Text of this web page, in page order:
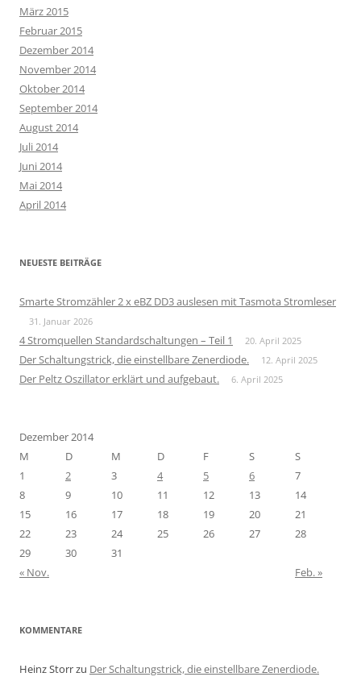
März 2015
Februar 2015
Dezember 2014
November 2014
Oktober 2014
September 2014
August 2014
Juli 2014
Juni 2014
Mai 2014
April 2014
NEUESTE BEITRÄGE
Smarte Stromzähler 2 x eBZ DD3 auslesen mit Tasmota Stromleser
31. Januar 2026
4 Stromquellen Standardschaltungen – Teil 1 20. April 2025
Der Schaltungstrick, die einstellbare Zenerdiode. 12. April 2025
Der Peltz Oszillator erklärt und aufgebaut. 6. April 2025
Dezember 2014
M
D M D F S
S
1
2 3 4 5 6
7
8
9 10 11 12 13
14
15
16 17 18 19 20
21
22
23 24 25 26 27
28
29
30
31
« Nov.
Feb. »
KOMMENTARE
Heinz Storrzu Der Schaltungstrick, die einstellbare Zenerdiode.